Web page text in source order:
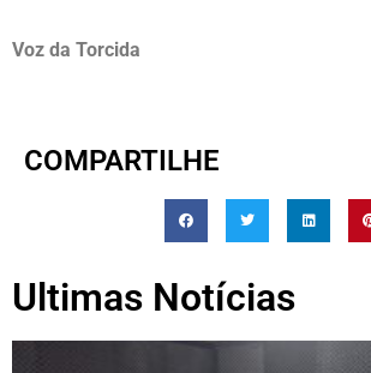
Voz da Torcida
COMPARTILHE
Ultimas Notícias